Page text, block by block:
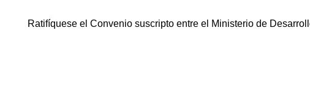
Ratifíquese el Convenio suscripto entre el Ministerio de